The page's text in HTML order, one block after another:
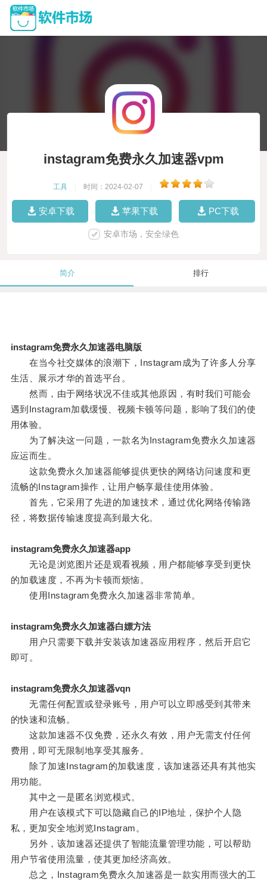
instagram免费永久加速器vpm
工具 时间：2024-02-07
安卓下载 苹果下载 PC下载
安卓市场，安全绿色
简介 排行
instagram免费永久加速器电脑版
在当今社交媒体的浪潮下，Instagram成为了许多人分享
生活、展示才华的首选平台。
然而，由于网络状况不佳或其他原因，有时我们可能会
遇到Instagram加载缓慢、视频卡顿等问题，影响了我们的使
用体验。
为了解决这一问题，一款名为Instagram免费永久加速器
应运而生。
这款免费永久加速器能够提供更快的网络访问速度和更
流畅的Instagram操作，让用户畅享最佳使用体验。
首先，它采用了先进的加速技术，通过优化网络传输路
径，将数据传输速度提高到最大化。
instagram免费永久加速器app
无论是浏览图片还是观看视频，用户都能够享受到更快
的加载速度，不再为卡顿而烦恼。
使用Instagram免费永久加速器非常简单。
instagram免费永久加速器白嫖方法
用户只需要下载并安装该加速器应用程序，然后开启它
即可。
instagram免费永久加速器vqn
无需任何配置或登录账号，用户可以立即感受到其带来
的快速和流畅。
这款加速器不仅免费，还永久有效，用户无需支付任何
费用，即可无限制地享受其服务。
除了加速Instagram的加载速度，该加速器还具有其他实
用功能。
其中之一是匿名浏览模式。
用户在该模式下可以隐藏自己的IP地址，保护个人隐
私，更加安全地浏览Instagram。
另外，该加速器还提供了智能流量管理功能，可以帮助
用户节省使用流量，使其更加经济高效。
总之，Instagram免费永久加速器是一款实用而强大的工